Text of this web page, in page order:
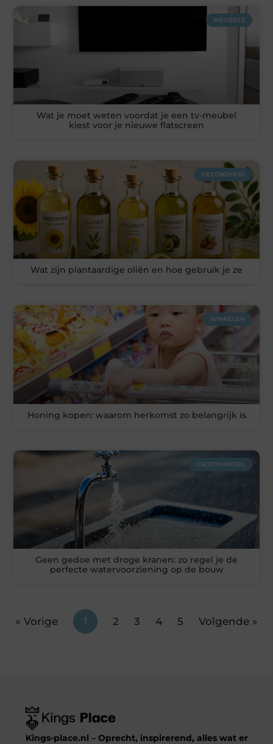
MEUBELS
Wat je moet weten voordat je een tv-meubel
kiest voor je nieuwe flatscreen
GEZONDHEID
Wat zijn plantaardige oliën en hoe gebruik je ze
WINKELEN
Honing kopen: waarom herkomst zo belangrijk is
GROOTHANDEL
Geen gedoe met droge kranen: zo regel je de
perfecte watervoorziening op de bouw
« Vorige 1 2 3 4 5 Volgende »
Kings-place.nl – Oprecht, inspirerend, alles wat er